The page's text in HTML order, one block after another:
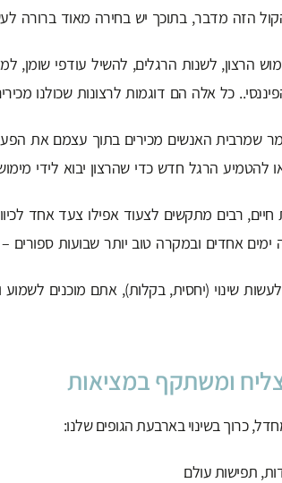
הזה מדבר, בתוכך יש בחירה מאוד ברורה
הרצון, לשנות הרגלים, להשיל עודפי שומן,
כל אלה הם דוגמות לרצונות שכולנו
שמרבית האנשים מכירים בתוך עצמם את הפער
להטמיע הרגל חדש כדי שהרצון יבוא לידי
רבים מתקשים לצעוד אפילו צעד אחד
אחדים ובמקרה טוב יותר שבועות ספורים
שינוי (יחסית, בקלות), אתם מוכנים
ומשתקף במציאות
כרוך בשינוי בארבעת הגופים שלנו:
תפישות עולם